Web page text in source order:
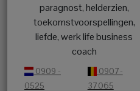
paragnost, helderzien,
toekomstvoorspellingen,
liefde, werk life business
coach
0909 -
0525
0907-
37065